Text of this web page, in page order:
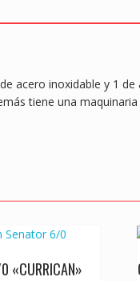
s
p
p
e
g
er
e
acero inoxidable y 1
tiene una
«CURRICAN»